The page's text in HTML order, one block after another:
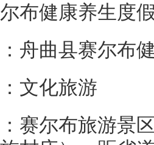
布健康养生度
舟曲县赛尔布
文化旅游
赛尔布旅游景